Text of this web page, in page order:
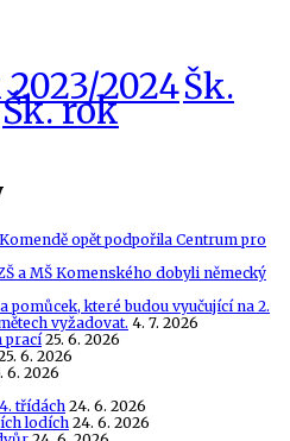
2024Šk.
Šk. rok
opět podpořila Centrum pro
a MŠ Komenského dobyli německý
pomůcek, které budou vyučující na 2.
vyžadovat. 4. 7. 2026
prací 25. 6. 2026
6. 2026
6. 2026
třídách 24. 6. 2026
lodích 24. 6. 2026